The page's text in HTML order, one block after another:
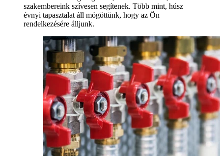
szakembereink szívesen segítenek. Több mint, húsz
évnyi tapasztalat áll mögöttünk, hogy az Ön
rendelkezésére álljunk.